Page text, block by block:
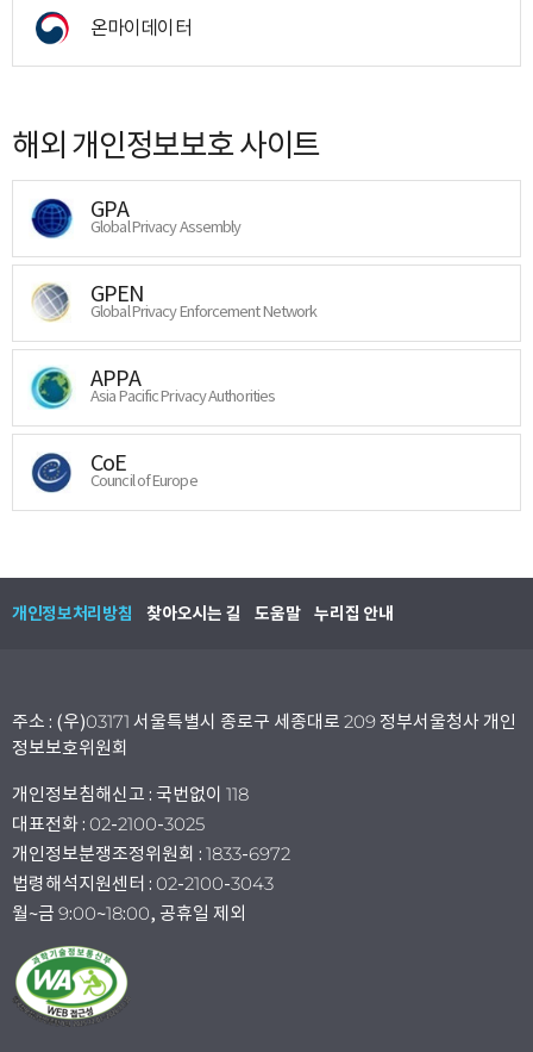
온마이데이터
해외 개인정보보호 사이트
GPA
Global Privacy Assembly
GPEN
Global Privacy Enforcement Network
APPA
Asia Pacific Privacy Authorities
CoE
Council of Europe
개인정보처리방침 찾아오시는 길 도움말 누리집 안내
주소 : (우)03171 서울특별시 종로구 세종대로 209 정부서울청사 개인
정보보호위원회
개인정보침해신고 : 국번없이 118
대표전화 : 02-2100-3025
개인정보분쟁조정위원회 : 1833-6972
법령해석지원센터 : 02-2100-3043
월~금 9:00~18:00, 공휴일 제외